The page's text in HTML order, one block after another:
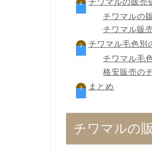
チワマルの
チワマル販
チワマル毛色別
チワマル毛
格安販売の
まとめ
チワマルの